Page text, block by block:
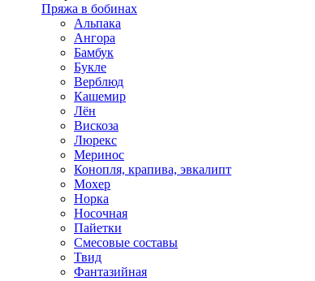
Пряжа в бобинах
Альпака
Ангора
Бамбук
Букле
Верблюд
Кашемир
Лён
Вискоза
Люрекс
Меринос
Конопля, крапива, эвкалипт
Мохер
Норка
Носочная
Пайетки
Смесовые составы
Твид
Фантазийная